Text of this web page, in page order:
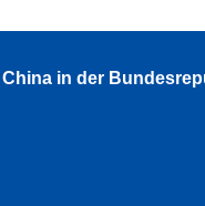
in der